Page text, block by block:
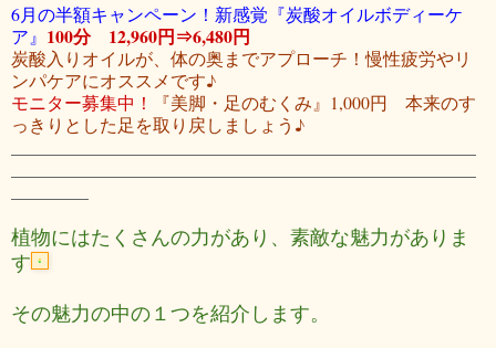
6月の半額キャンペーン！新感覚『炭酸オイルボディーケ
ア』 100分 12,960円⇒6,480円
炭酸入りオイルが、体の奥までアプローチ！慢性疲労やリ
ンパケアにオススメです♪
モニター募集中！
『美脚・足のむくみ』1,000円 本来のす
っきりとした足を取り戻しましょう♪
植物にはたくさんの力があり、素敵な魅力がありま
す
その魅力の中の１つを紹介します。